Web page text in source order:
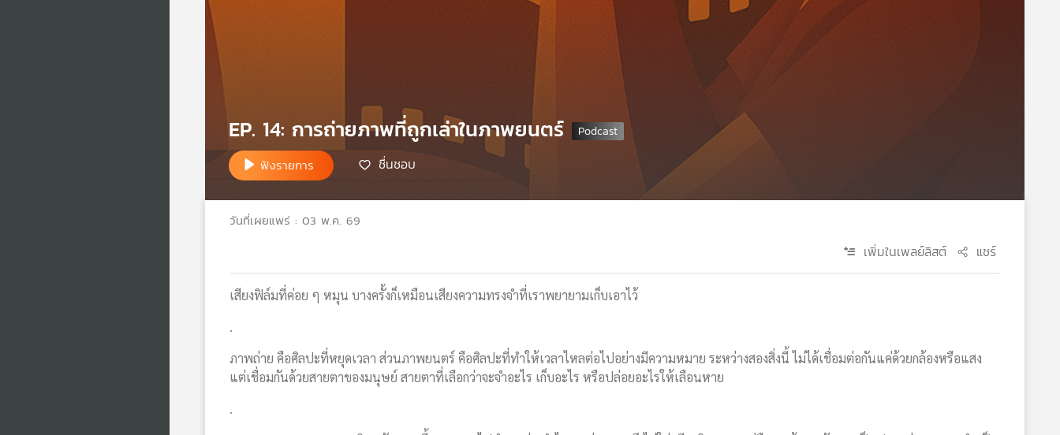
EP. 14: การถ่ายภาพที่ถูกเล่าในภาพยนตร์
ฟังรายการ ชื่นชอบ
วันที่เผยแพร่ : 03 พ.ค. 69
เพิ่มในเพลย์ลิสต์ แชร์
เสียงฟิล์มที่ค่อย ๆ หมุน บางครั้งก็เหมือนเสียงความทรงจำที่เราพยายามเก็บเอาไว้
.
ภาพถ่าย คือศิลปะที่หยุดเวลา ส่วนภาพยนตร์ คือศิลปะที่ทำให้เวลาไหลต่อไปอย่างมีความหมาย ระหว่างสองสิ่งนี้ ไม่ได้เชื่อมต่อกันแค่ด้วยกล้องหรือแสง
แต่เชื่อมกันด้วยสายตาของมนุษย์ สายตาที่เลือกว่าจะจำอะไร เก็บอะไร หรือปล่อยอะไรให้เลือนหาย
.